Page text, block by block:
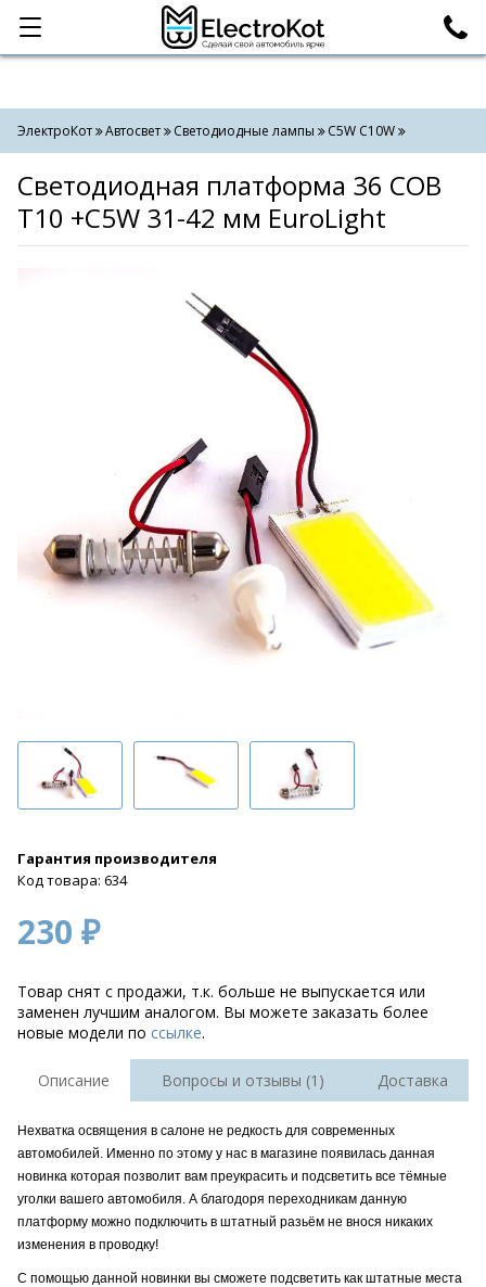
Категории Поиск
ЭлектроКот Автосвет Светодиодные лампы C5W С10W
Светодиодная платформа 36 COB
T10 +C5W 31-42 мм EuroLight
Гарантия производителя
Код товара: 634
230 ₽
Товар снят с продажи, т.к. больше не выпускается или
заменен лучшим аналогом. Вы можете заказать более
новые модели по ссылке.
Описание Вопросы и отзывы (1) Доставка
Нехватка освящения в салоне не редкость для современных
автомобилей. Именно по этому у нас в магазине появилась данная
новинка которая позволит вам преукрасить и подсветить все тёмные
уголки вашего автомобиля. А благодоря переходникам данную
платформу можно подключить в штатный разьём не внося никаких
изменения в проводку!
С помощью данной новинки вы сможете подсветить как штатные места